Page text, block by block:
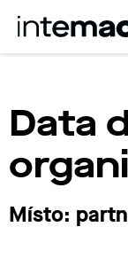
Data
Místo: